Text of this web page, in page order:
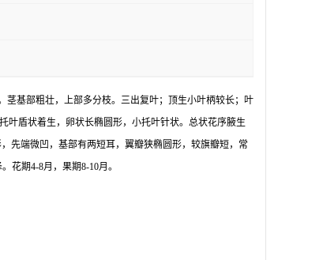
基部粗壮，上部多分枝。三出复叶；顶生小叶柄较长；叶
叶盾状着生，卵状长椭圆形，小托叶针状。总状花序腋生
先端微凹，基部有两短耳，翼瓣狭椭圆形，较旗瓣短，常
花期4-8月，果期8-10月。